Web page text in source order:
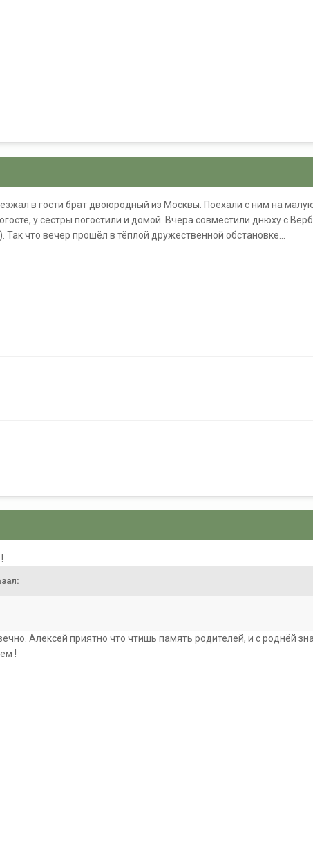
в гости брат двоюродный из Москвы. Поехали с ним на
у сестры погостили и домой. Вчера совместили днюху с
что вечер прошёл в тёплой дружественной обстановке...
Алексей приятно что чтишь память родителей, и с роднёй
!